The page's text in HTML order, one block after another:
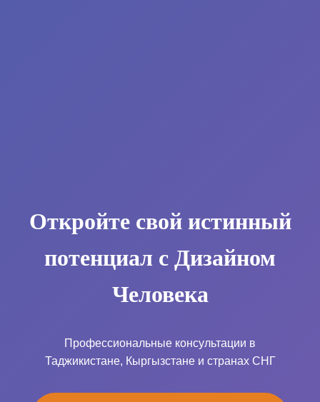
Откройте свой истинный
потенциал с Дизайном
Человека
Профессиональные консультации в
Таджикистане, Кыргызстане и странах СНГ